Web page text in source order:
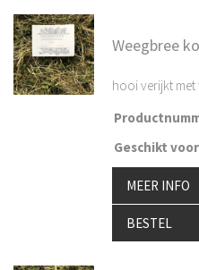
Weegbree
hooi verijkt
Geschikt voor
MEER INFO
BESTEL